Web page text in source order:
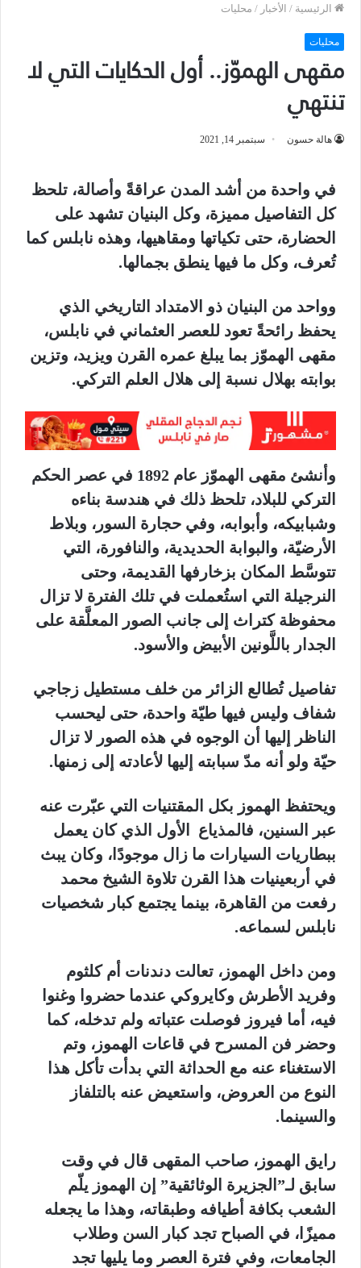
الرئيسية / الأخبار / محليات
محليات
مقهى الهموّز.. أول الحكايات التي لا
تنتهي
هالة حسون سبتمبر 14, 2021
في واحدة من أشد المدن عراقةً وأصالة، تلحظ
كل التفاصيل مميزة، وكل البنيان تشهد على
الحضارة، حتى تكياتها ومقاهيها، وهذه نابلس كما
تُعرف، وكل ما فيها ينطق بجمالها.
وواحد من البنيان ذو الامتداد التاريخي الذي
يحفظ رائحةً تعود للعصر العثماني في نابلس،
مقهى الهموّز بما يبلغ عمره القرن ويزيد، وتزين
بوابته بهلال نسبة إلى هلال العلم التركي.
وأنشئ مقهى الهموّز عام 1892 في عصر الحكم
التركي للبلاد، تلحظ ذلك في هندسة بناءه
وشبابيكه، وأبوابه، وفي حجارة السور، وبلاط
الأرضيّة، والبوابة الحديدية، والنافورة، التي
تتوسَّط المكان بزخارفها القديمة، وحتى
النرجيلة التي استُعملت في تلك الفترة لا تزال
محفوظة كتراث إلى جانب الصور المعلَّقة على
الجدار باللَّونين الأبيض والأسود.
تفاصيل تُطالع الزائر من خلف مستطيل زجاجي
شفاف وليس فيها طيّة واحدة، حتى ليحسب
الناظر إليها أن الوجوه في هذه الصور لا تزال
حيّة ولو أنه مدّ سبابته إليها لأعادته إلى زمنها.
ويحتفظ الهموز بكل المقتنيات التي عبّرت عنه
عبر السنين، فالمذياع الأول الذي كان يعمل
ببطاريات السيارات ما زال موجودًا، وكان يبث
في أربعينيات هذا القرن تلاوة الشيخ محمد
رفعت من القاهرة، بينما يجتمع كبار شخصيات
نابلس لسماعه.
ومن داخل الهموز، تعالت دندنات أم كلثوم
وفريد الأطرش وكايروكي عندما حضروا وغنوا
فيه، أما فيروز فوصلت عتباته ولم تدخله، كما
وحضر فن المسرح في قاعات الهموز، وتم
الاستغناء عنه مع الحداثة التي بدأت تأكل هذا
النوع من العروض، واستعيض عنه بالتلفاز
والسينما.
رايق الهموز، صاحب المقهى قال في وقت
سابق لـ”الجزيرة الوثائقية” إن الهموز يلّم
الشعب بكافة أطيافه وطبقاته، وهذا ما يجعله
مميزًا، في الصباح تجد كبار السن وطلاب
الجامعات، وفي فترة العصر وما يليها تجد